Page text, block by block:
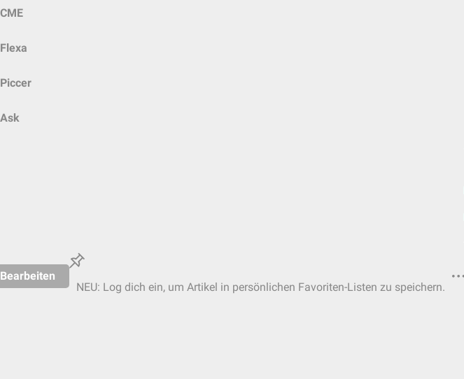
CME
Flexa
Piccer
Ask
Bearbeiten
NEU: Log dich ein, um Artikel in persönlichen Favoriten-Listen zu speichern.